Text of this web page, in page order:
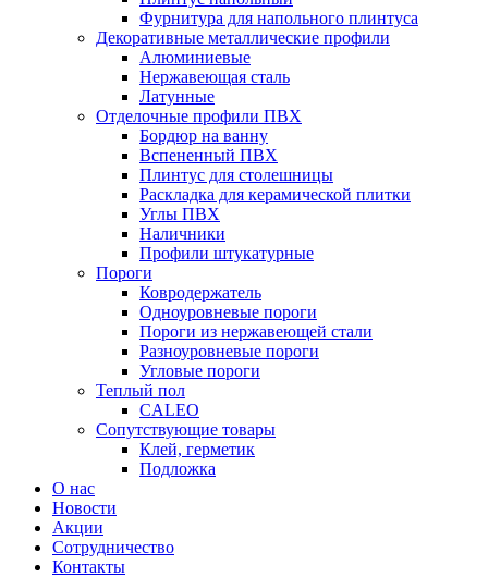
Фурнитура для напольного плинтуса
Декоративные металлические профили
Алюминиевые
Нержавеющая сталь
Латунные
Отделочные профили ПВХ
Бордюр на ванну
Вспененный ПВХ
Плинтус для столешницы
Раскладка для керамической плитки
Углы ПВХ
Наличники
Профили штукатурные
Пороги
Ковродержатель
Одноуровневые пороги
Пороги из нержавеющей стали
Разноуровневые пороги
Угловые пороги
Теплый пол
CALEO
Сопутствующие товары
Клей, герметик
Подложка
О нас
Новости
Акции
Сотрудничество
Контакты